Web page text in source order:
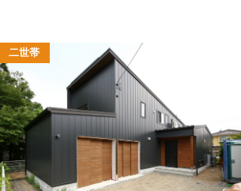
二世帯